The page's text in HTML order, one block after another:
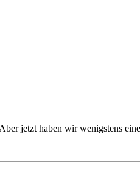
jetzt haben wir wenigstens